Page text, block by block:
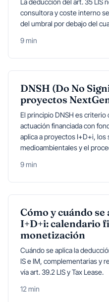
La deducción del art. 35 LIS
consultora y coste interno
del umbral por debajo del
9 min
DNSH (Do No
proyectos
El principio DNSH es
actuación financiada con
aplica a proyectos I+D+i, los
medioambientales y el
9 min
Cómo y cuándo
I+D+i: calendario
monetización
Cuándo se aplica la
IS e IM, complementarias y
vía art. 39.2 LIS y Tax Lease.
12 min